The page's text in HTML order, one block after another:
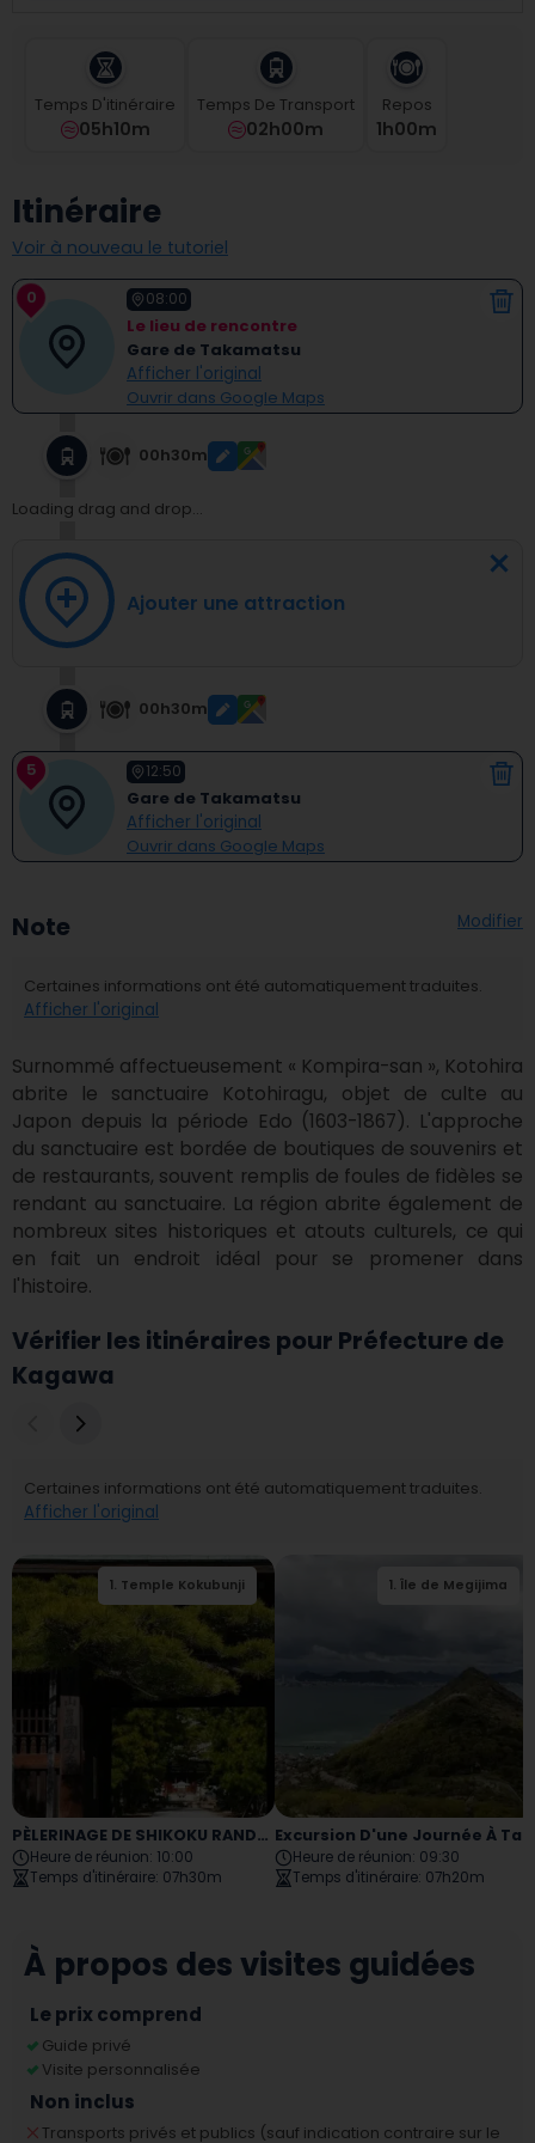
the
question
to
get
the
keyboard
shortcuts
for
changing
dates.
Temps D'itinéraire
05h10m
Temps De Transport
02h00m
Repos
1H00M
Itinéraire
Voir à nouveau le tutoriel
0 08:00
Le lieu de rencontre
Gare de Takamatsu
Afficher l'original
Ouvrir dans Google Maps
00h30m
Loading drag and drop...
Ajouter une attraction
00h30m
5 12:50
Gare de Takamatsu
Afficher l'original
Ouvrir dans Google Maps
Note Modifier
Certaines informations ont été automatiquement traduites.
Afficher l'original
Surnommé affectueusement « Kompira-san », Kotohira
abrite le sanctuaire Kotohiragu, objet de culte au
Japon depuis la période Edo (1603-1867). L'approche
du sanctuaire est bordée de boutiques de souvenirs et
de restaurants, souvent remplis de foules de fidèles se
rendant au sanctuaire. La région abrite également de
nombreux sites historiques et atouts culturels, ce qui
en fait un endroit idéal pour se promener dans
l'histoire.
Vérifier les itinéraires pour Préfecture de
Kagawa
Certaines informations ont été automatiquement traduites.
Afficher l'original
1. Temple Kokubunji Temple Hakuhoji
PÈLERINAGE DE SHIKOKU RANDONNÉE D'UNE JOURNÉE
Heure de réunion: 10:00
Temps d'itinéraire: 07h30m
1. Île de Megijima
Heure de réunion: 09:30
Temps d'itinéraire: 07h20m
À propos des visites guidées
Le prix comprend
Guide privé
Visite personnalisée
Non inclus
Transports privés et publics (sauf indication contraire sur le